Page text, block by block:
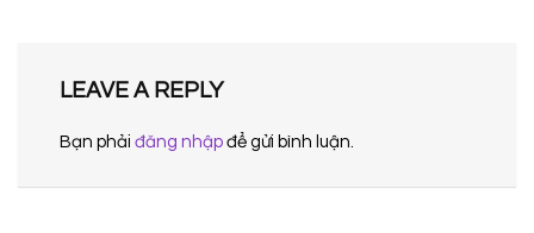
LEAVE A REPLY
Bạn phải đăng nhập để gửi bình luận.